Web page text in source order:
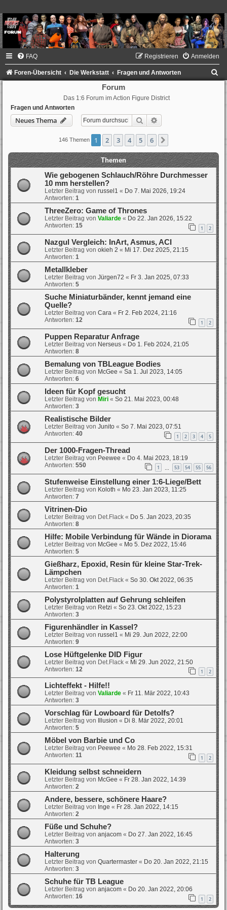
FAQ Anmelden
Registrieren
Foren-Übersicht Die Werkstatt Fragen und Antworten
Forum
Das 1:6 Forum im Action Figure District
Fragen und Antworten
Neues Thema Suche
146 Themen 1 2 3 4 5 6
Themen
Wie gebogenen Schlauch/Röhre Durchmesser
10 mm herstellen?
Letzter Beitrag von russel1 « Do 7. Mai 2026, 19:24
Antworten: 1
ThreeZero: Game of Thrones
Letzter Beitrag von Valiarde « Do 22. Jan 2026, 15:22
Antworten: 15 1 2
Nazgul Vergleich: InArt, Asmus, ACI
Letzter Beitrag von okieh 2 « Mi 17. Dez 2025, 21:15
Antworten: 1
Metallkleber
Letzter Beitrag von Jürgen72 « Fr 3. Jan 2025, 07:33
Antworten: 5
Suche Miniaturbänder, kennt jemand eine
Quelle?
Letzter Beitrag von Cara « Fr 2. Feb 2024, 21:16
Antworten: 12 1 2
Puppen Reparatur Anfrage
Letzter Beitrag von Nerseus « Do 1. Feb 2024, 21:05
Antworten: 8
Bemalung von TBLeague Bodies
Letzter Beitrag von McGee « Sa 1. Jul 2023, 14:05
Antworten: 6
Ideen für Kopf gesucht
Letzter Beitrag von Miri « So 21. Mai 2023, 00:48
Antworten: 3
Realistische Bilder
Letzter Beitrag von Junito « So 7. Mai 2023, 07:51
Antworten: 40 1 2 3 4 5
Der 1000-Fragen-Thread
Letzter Beitrag von Peewee « Do 4. Mai 2023, 18:19
Antworten: 550 1 53 54 55 56
Stufenweise Einstellung einer 1:6-Liege/Bett
Letzter Beitrag von Koloth « Mo 23. Jan 2023, 11:25
Antworten: 7
Vitrinen-Dio
Letzter Beitrag von Det.Flack « Do 5. Jan 2023, 20:35
Antworten: 8
Hilfe: Mobile Verbindung für Wände in Diorama
Letzter Beitrag von McGee « Mo 5. Dez 2022, 15:46
Antworten: 5
Gießharz, Epoxid, Resin für kleine Star-Trek-
Lämpchen
Letzter Beitrag von Det.Flack « So 30. Okt 2022, 06:35
Antworten: 1
Polystyrolplatten auf Gehrung schleifen
Letzter Beitrag von Retzi « So 23. Okt 2022, 15:23
Antworten: 3
Figurenhändler in Kassel?
Letzter Beitrag von russel1 « Mi 29. Jun 2022, 22:00
Antworten: 9
Lose Hüftgelenke DID Figur
Letzter Beitrag von Det.Flack « Mi 29. Jun 2022, 21:50
Antworten: 12 1 2
Lichteffekt - Hilfe!!
Letzter Beitrag von Valiarde « Fr 11. Mär 2022, 10:43
Antworten: 3
Vorschlag für Lowboard für Detolfs?
Letzter Beitrag von Illusion « Di 8. Mär 2022, 20:01
Antworten: 5
Möbel von Barbie und Co
Letzter Beitrag von Peewee « Mo 28. Feb 2022, 15:31
Antworten: 11 1 2
Kleidung selbst schneidern
Letzter Beitrag von McGee « Fr 28. Jan 2022, 14:39
Antworten: 2
Andere, bessere, schönere Haare?
Letzter Beitrag von Inge « Fr 28. Jan 2022, 14:15
Antworten: 2
Füße und Schuhe?
Letzter Beitrag von anjacom « Do 27. Jan 2022, 16:45
Antworten: 3
Halterung
Letzter Beitrag von Quartermaster « Do 20. Jan 2022, 21:15
Antworten: 3
Schuhe für TB League
Letzter Beitrag von anjacom « Do 20. Jan 2022, 20:06
Antworten: 16 1 2